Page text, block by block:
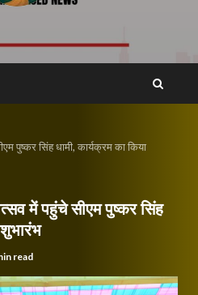
पुष्कर सिंह धामी, कार्यक्रम का किया
में पहुंचे सीएम पुष्कर सिंह
read